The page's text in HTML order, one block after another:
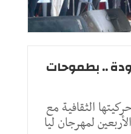
.. بطموحات
الثقافية مع
لمهرجان ليا